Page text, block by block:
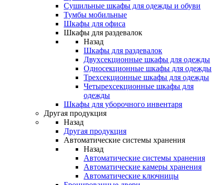
Сушильные шкафы для одежды и обуви
Тумбы мобильные
Шкафы для офиса
Шкафы для раздевалок
Назад
Шкафы для раздевалок
Двухсекционные шкафы для одежды
Односекционные шкафы для одежды
Трехсекционные шкафы для одежды
Четырехсекционные шкафы для
одежды
Шкафы для уборочного инвентаря
Другая продукция
Назад
Другая продукция
Автоматические системы хранения
Назад
Автоматические системы хранения
Автоматические камеры хранения
Автоматические ключницы